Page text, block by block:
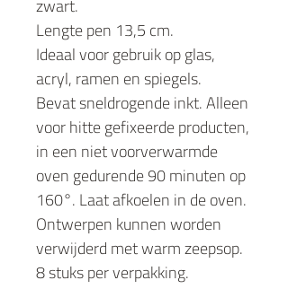
zwart.
Lengte pen 13,5 cm.
Ideaal voor gebruik op glas,
acryl, ramen en spiegels.
Bevat sneldrogende inkt. Alleen
voor hitte gefixeerde producten,
in een niet voorverwarmde
oven gedurende 90 minuten op
160°. Laat afkoelen in de oven.
Ontwerpen kunnen worden
verwijderd met warm zeepsop.
8 stuks per verpakking.